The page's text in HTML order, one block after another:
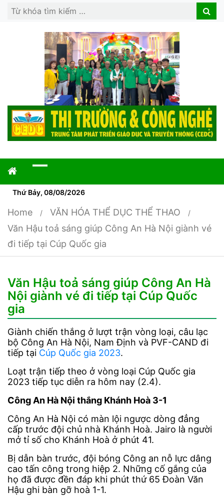
Search
Search
Thứ Bảy, 08/08/2026
Home
VĂN HÓA THỂ DỤC THỂ THAO
Văn Hậu toả sáng giúp Công An Hà Nội giành vé
đi tiếp tại Cúp Quốc gia
Văn Hậu toả sáng giúp Công An Hà
Nội giành vé đi tiếp tại Cúp Quốc
gia
Giành chiến thắng ở lượt trận vòng loại, câu lạc
bộ Công An Hà Nội, Nam Định và PVF-CAND đi
tiếp tại Cúp Quốc gia 2023.
Loạt trận tiếp theo ở vòng loại Cúp Quốc gia
2023 tiếp tục diễn ra hôm nay (2.4).
Công An Hà Nội thắng Khánh Hoà 3-1
Công An Hà Nội có màn lội ngược dòng đẳng
cấp trước đội chủ nhà Khánh Hoà. Jairo là người
mở tỉ số cho Khánh Hoà ở phút 41.
Bị dẫn bàn trước, đội bóng Công an nỗ lực dâng
cao tấn công trong hiệp 2. Những cố gắng của
họ đã được đền đáp khi phút thứ 65 Đoàn Văn
Hậu ghi bàn gỡ hoà 1-1.